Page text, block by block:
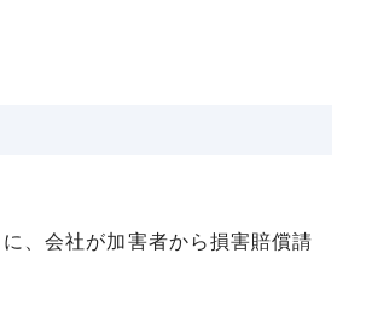
、会社が加害者から損害賠償請